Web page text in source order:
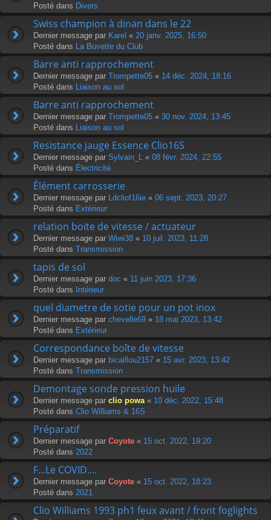
Posté dans Divers
Swiss champion à dinan dans le 22
Dernier message par Karel « 20 janv. 2025, 16:50
Posté dans
La Buvette du Club
Barre anti rapprochement
Dernier message par Trompette05 « 14 déc. 2024, 18:16
Posté dans
Liaison au sol
Barre anti rapprochement
Dernier message par Trompette05 « 30 nov. 2024, 13:45
Posté dans
Liaison au sol
Resistance jauge Essence Clio16S
Dernier message par Sylvain_L « 08 févr. 2024, 22:55
Posté dans Électricité
Élément carrosserie
Dernier message par Ldcliof16ie « 06 sept. 2023, 20:27
Posté dans Extérieur
relation boite de vitesse / actuateur
Dernier message par Wiwi38 « 10 juil. 2023, 11:28
Posté dans Transmission
tapis de sol
Dernier message par doc « 11 juin 2023, 17:36
Posté dans
Intérieur
quel diametre de sotie pour un pot inox
Dernier message par chevelle69 « 18 mai 2023, 13:42
Posté dans Extérieur
Correspondance boîte de vitesse
Dernier message par bicaillou2157 « 15 avr. 2023, 13:42
Posté dans Transmission
Demontage sonde pression huile
Dernier message par clio powa « 10 déc. 2022, 15:48
Posté dans Clio Williams & 16S
Préparatif
Dernier message par Coyote « 15 oct. 2022, 19:20
Posté dans 2022
F...Le COVID....
Dernier message par Coyote « 15 oct. 2022, 18:23
Posté dans 2021
Clio Williams 1993 ph1 feux avant / front foglights